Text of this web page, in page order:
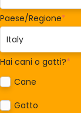
Paese/Regione*
Hai cani o gatti?*
Cane
Gatto